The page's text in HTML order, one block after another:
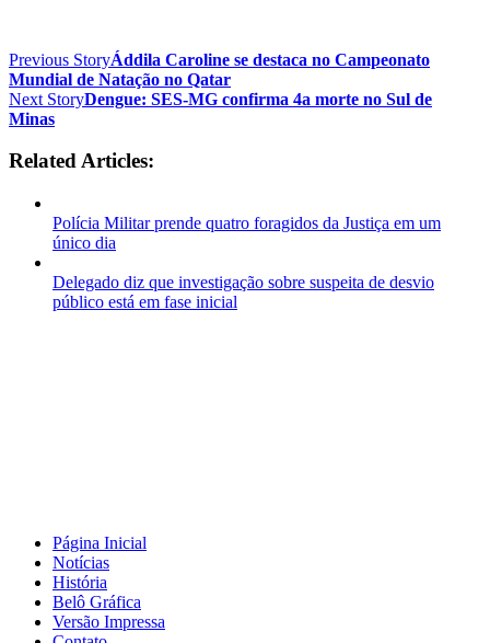
Previous StoryÁddila Caroline se destaca no Campeonato
Mundial de Natação no Qatar
Next StoryDengue: SES-MG confirma 4a morte no Sul de
Minas
Related Articles:
Polícia Militar prende quatro foragidos da Justiça em um
único dia
Delegado diz que investigação sobre suspeita de desvio
público está em fase inicial
Página Inicial
Notícias
História
Belô Gráfica
Versão Impressa